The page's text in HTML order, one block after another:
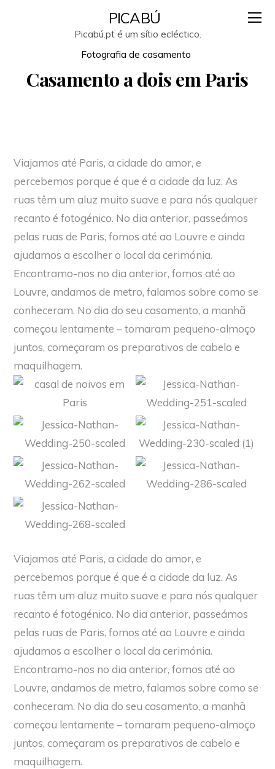
PICABÚ
Picabú.pt é um sítio ecléctico.
Fotografia de casamento
Casamento a dois em Paris
Viajamos até Paris, a cidade do amor, e
percebemos porque é que é a cidade da luz. As
ruas têm um aluz muito suave e para nós qualquer
recanto é fotogénico. No dia anterior, passeámos
pelas ruas de Paris, fomos até ao Louvre e ainda
ajudamos a escolher o local da cerimónia.
Encontramo-nos no dia anterior, fomos até ao
Louvre, andamos de metro, falamos sobre como se
conheceram. No dia do seu casamento, a manhã
começou lentamente – tomaram pequeno-almoço
juntos, começaram os preparativos de cabelo e
maquilhagem.
Viajamos até Paris, a cidade do amor, e
percebemos porque é que é a cidade da luz. As
ruas têm um aluz muito suave e para nós qualquer
recanto é fotogénico. No dia anterior, passeámos
pelas ruas de Paris, fomos até ao Louvre e ainda
ajudamos a escolher o local da cerimónia.
Encontramo-nos no dia anterior, fomos até ao
Louvre, andamos de metro, falamos sobre como se
conheceram. No dia do seu casamento, a manhã
começou lentamente – tomaram pequeno-almoço
juntos, começaram os preparativos de cabelo e
maquilhagem.